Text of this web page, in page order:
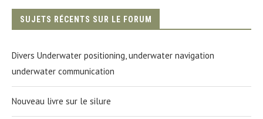
SUJETS RÉCENTS SUR LE FORUM
Divers Underwater positioning, underwater navigation
underwater communication
Nouveau livre sur le silure